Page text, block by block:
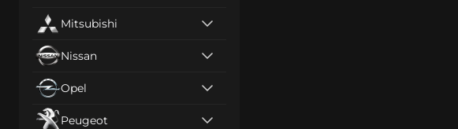
Mitsubishi
Nissan
Opel
Peugeot